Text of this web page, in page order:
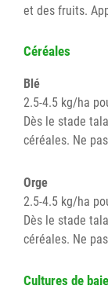
et des fruits.
Céréales
Blé
2.5-4.5 kg/ha
Dès le stade
céréales. Ne
Orge
2.5-4.5 kg/ha
Dès le stade
céréales. Ne
Cultures de